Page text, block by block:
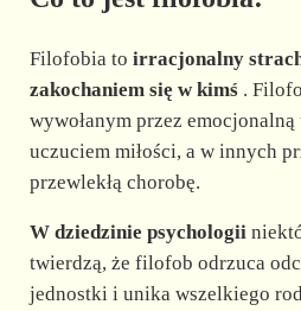
Filofobia to irracjonalny
zakochaniem się w kimś.
wywołanym przez emocjonalną
uczuciem miłości, a w innych
przewlekłą chorobę.
W dziedzinie psychologii
twierdzą, że filofob odrzuca
jednostki i unika wszelkiego